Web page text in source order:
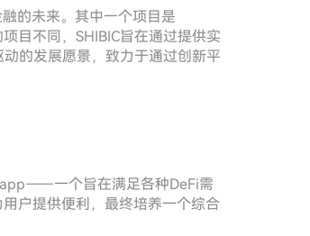
的未来。其中一个项目是
目不同，SHIBIC旨在通过提供实
的发展愿景，致力于通过创新平
一个旨在满足各种DeFi需
户提供便利，最终培养一个综合